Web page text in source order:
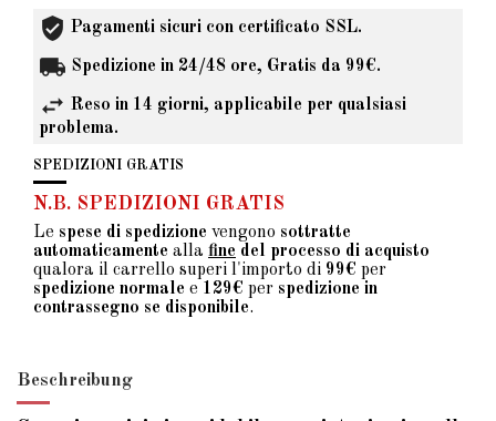
Pagamenti sicuri con certificato SSL.
Spedizione in 24/48 ore, Gratis da 99€.
Reso in 14 giorni, applicabile per qualsiasi
problema.
SPEDIZIONI GRATIS
N.B. SPEDIZIONI GRATIS
Le spese di spedizione vengono sottratte
automaticamente alla fine del processo di acquisto
qualora il carrello superi l'importo di 99€ per
spedizione normale e 129€ per spedizione in
contrassegno se disponibile.
Beschreibung